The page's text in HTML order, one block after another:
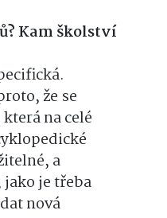
Kam školství
že se
na celé
a
je třeba
nová